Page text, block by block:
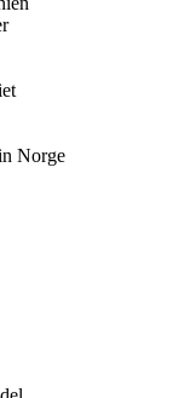
Norge